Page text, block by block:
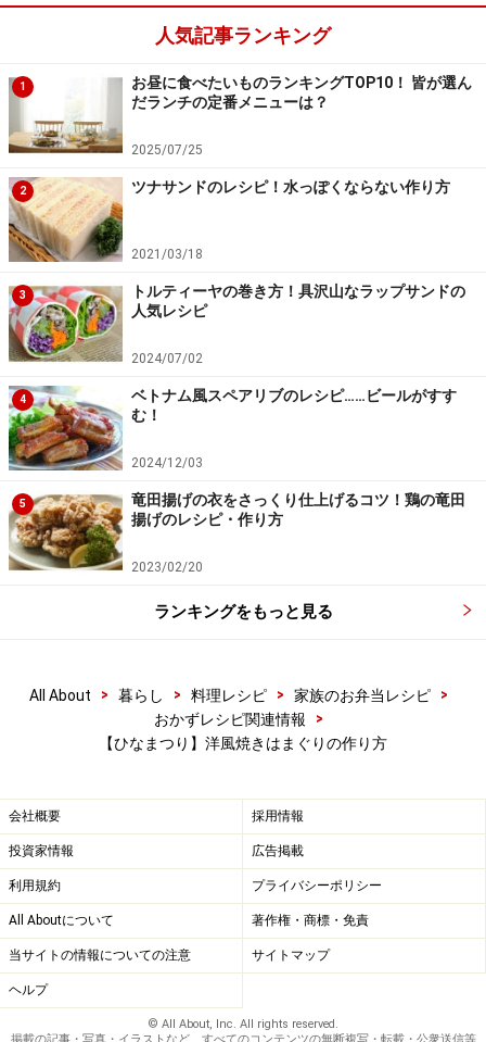
【編集部おすすめの購入サイト】
Amazonで人気レシピの書籍をチェック！
楽天市場で人気レシピの書籍をチェック！
人気記事ランキング
1
お昼に食べたいものランキングTOP10！ 皆が選ん
だランチの定番メニューは？
2025/07/25
2 ツナサンドのレシピ！水っぽくならない作り方
2021/03/18
3
トルティーヤの巻き方！具沢山なラップサンドの
人気レシピ
2024/07/02
4
ベトナム風スペアリブのレシピ……ビールがすす
む！
2024/12/03
5
竜田揚げの衣をさっくり仕上げるコツ！鶏の竜田
揚げのレシピ・作り方
2023/02/20
ランキングをもっと見る
All About > 暮らし > 料理レシピ > 家族のお弁当レシピ
>
おかずレシピ関連情報
>
【ひなまつり】洋風焼きはまぐりの作り方
会社概要 採用情報
投資家情報 広告掲載
利用規約 プライバシーポリシー
All Aboutについて 著作権・商標・免責
当サイトの情報についての注意 サイトマップ
ヘルプ
© All About, Inc. All rights reserved.
掲載の記事・写真・イラストなど、すべてのコンテンツの無断複写・転載・公衆送信等